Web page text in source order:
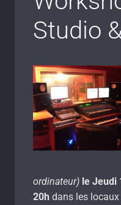
Studio
ordinateur) le Jeudi
20h dans les